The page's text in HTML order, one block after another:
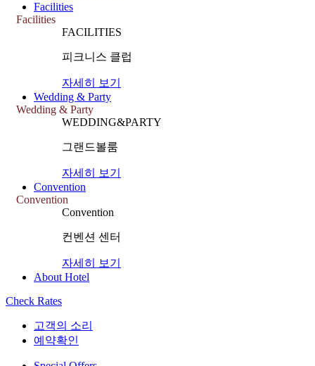
Facilities
Facilities
FACILITIES
피크니스 클럽
자세히 보기
Wedding & Party
Wedding & Party
WEDDING&PARTY
그랜드볼룸
자세히 보기
Convention
Convention
Convention
컨벤션 센터
자세히 보기
About Hotel
Check Rates
고객의 소리
예약확인